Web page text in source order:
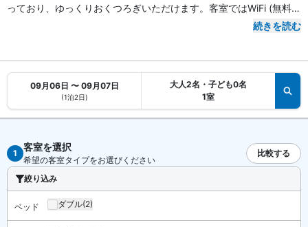
っており、ゆっくりおくつろぎいただけます。客室ではWiFi (無料)
をご利用いただけます。シャワー付き浴槽のある専用バスルームに
続きを読む
09月06日 〜 09月07日
(1泊2日)
大人2名・子ども0名
1室
1
客室を選択
希望の客室タイプをお選びください
比較する
絞り込み
ベッド ダブル(2)